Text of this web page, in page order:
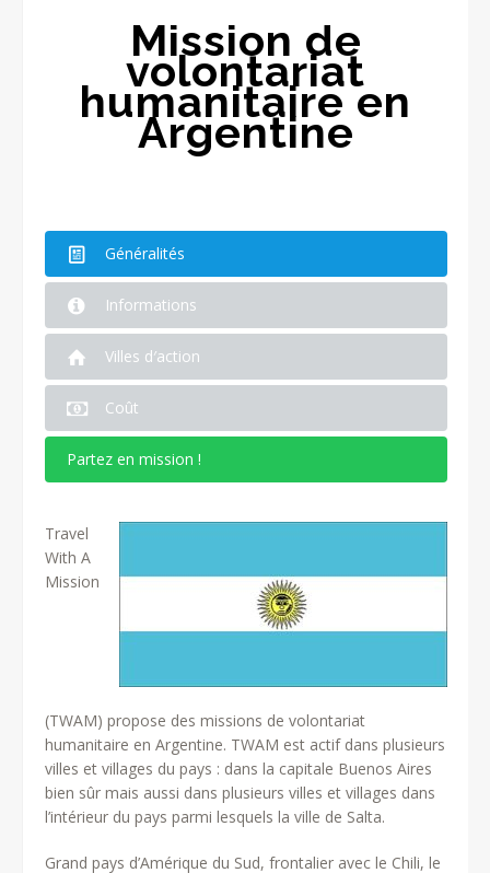
Mission de
volontariat
humanitaire en
Argentine
Généralités
Informations
Villes d′action
Coût
Partez en mission !
Travel
With A
Mission
(TWAM) propose des missions de volontariat
humanitaire en Argentine. TWAM est actif dans plusieurs
villes et villages du pays : dans la capitale Buenos Aires
bien sûr mais aussi dans plusieurs villes et villages dans
l’intérieur du pays parmi lesquels la ville de Salta.
Grand pays d’Amérique du Sud, frontalier avec le Chili, le